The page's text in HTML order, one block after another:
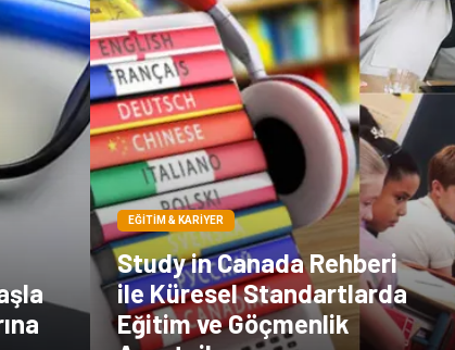
EĞITIM & KARIYER
Study in Canada Rehberi
ile Küresel Standartlarda
Eğitim ve Göçmenlik